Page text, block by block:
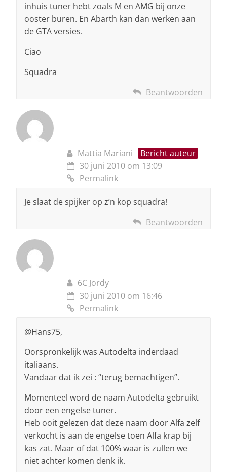
inhuis tuner hebt zoals M en AMG bij onze
ooster buren. En Abarth kan dan werken aan
de GTA versies.
Ciao
Squadra
Beantwoorden
Mattia Mariani
Bericht auteur
30 juni 2010 om 13:09
Permalink
Je slaat de spijker op z’n kop squadra!
Beantwoorden
6C Jordy
30 juni 2010 om 16:46
Permalink
@Hans75,
Oorspronkelijk was Autodelta inderdaad
italiaans.
Vandaar dat ik zei : “terug bemachtigen”.
Momenteel word de naam Autodelta gebruikt
door een engelse tuner.
Heb ooit gelezen dat deze naam door Alfa zelf
verkocht is aan de engelse toen Alfa krap bij
kas zat. Maar of dat 100% waar is zullen we
niet achter komen denk ik.